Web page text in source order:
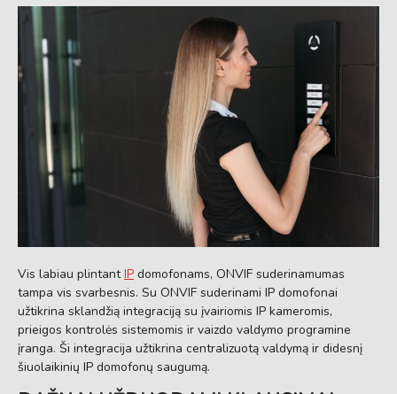
Vis labiau plintantIP domofonams, ONVIF suderinamumas
tampa vis svarbesnis. Su ONVIF suderinami IP domofonai
užtikrina sklandžią integraciją su įvairiomis IP kameromis,
prieigos kontrolės sistemomis ir vaizdo valdymo programine
įranga. Ši integracija užtikrina centralizuotą valdymą ir didesnį
šiuolaikinių IP domofonų saugumą.